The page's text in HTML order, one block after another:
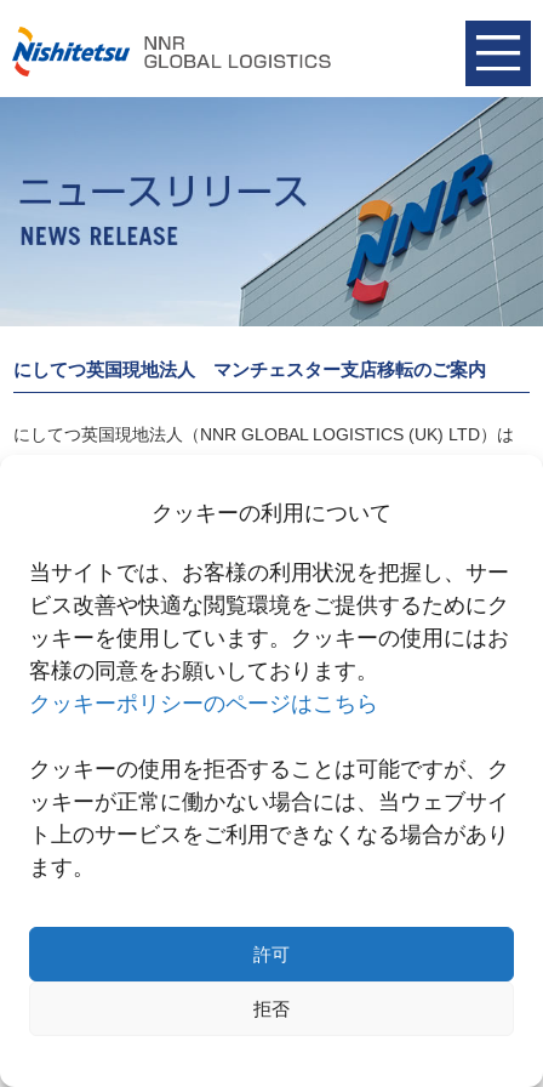
クッキーの利用について
当サイトでは、お客様の利用状況を把握し、サー
ビス改善や快適な閲覧環境をご提供するためにク
ッキーを使用しています。クッキーの使用にはお
客様の同意をお願いしております。
クッキーポリシーのページはこちら
クッキーの使用を拒否することは可能ですが、ク
ッキーが正常に働かない場合には、当ウェブサイ
ト上のサービスをご利用できなくなる場合があり
ます。
許可
拒否
にしてつ英国現地法人 マンチェスター支店移転のご案内
にしてつ英国現地法人（NNR GLOBAL LOGISTICS (UK) LTD）は
詳細は以下リンクよりご覧ください。
にしてつ英国現地法人 マンチェスター支店移転のご案内